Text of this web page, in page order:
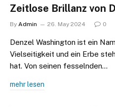
Zeitlose Brillanz von
By Admin 26. May 2024 0
Denzel Washington ist ein
Vielseitigkeit und ein Erbe
hat. Von seinen fesselnden…
mehr lesen